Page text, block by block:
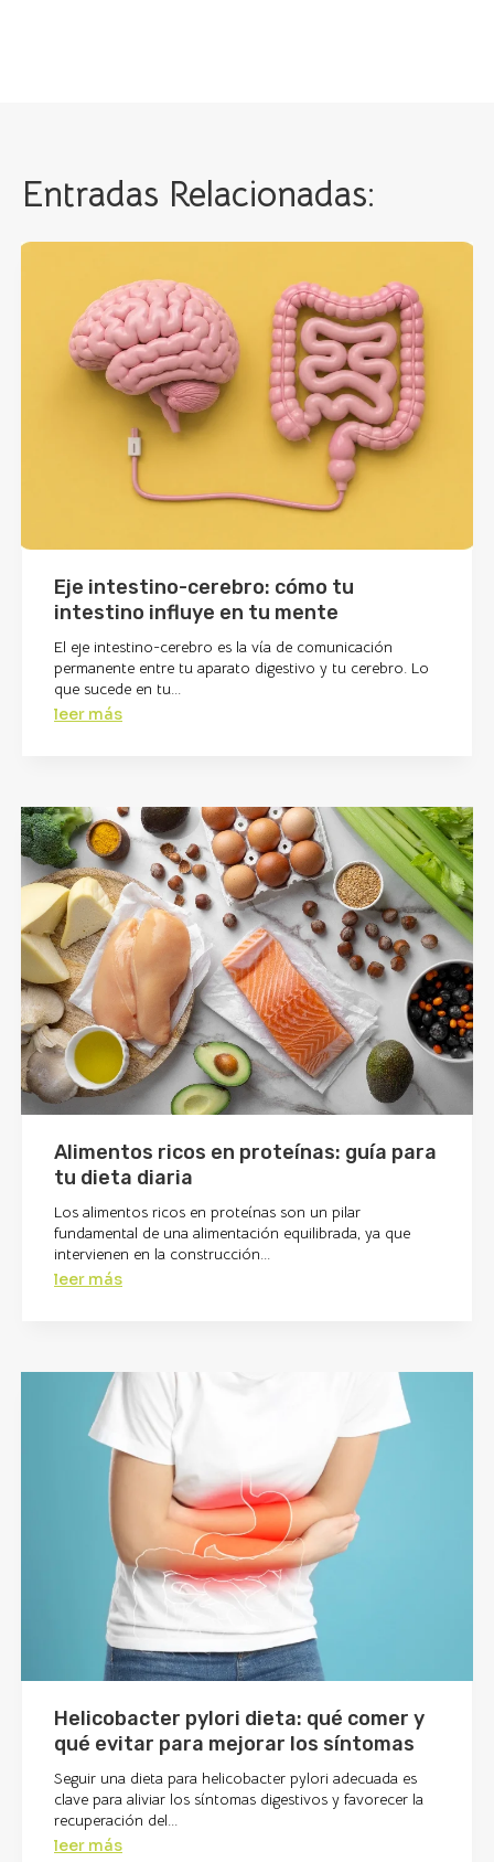
Entradas Relacionadas:
Eje intestino-cerebro: cómo tu
intestino influye en tu mente
El eje intestino-cerebro es la vía de comunicación
permanente entre tu aparato digestivo y tu cerebro. Lo
que sucede en tu...
leer más
Alimentos ricos en proteínas: guía para
tu dieta diaria
Los alimentos ricos en proteínas son un pilar
fundamental de una alimentación equilibrada, ya que
intervienen en la construcción...
leer más
Helicobacter pylori dieta: qué comer y
qué evitar para mejorar los síntomas
Seguir una dieta para helicobacter pylori adecuada es
clave para aliviar los síntomas digestivos y favorecer la
recuperación del...
leer más